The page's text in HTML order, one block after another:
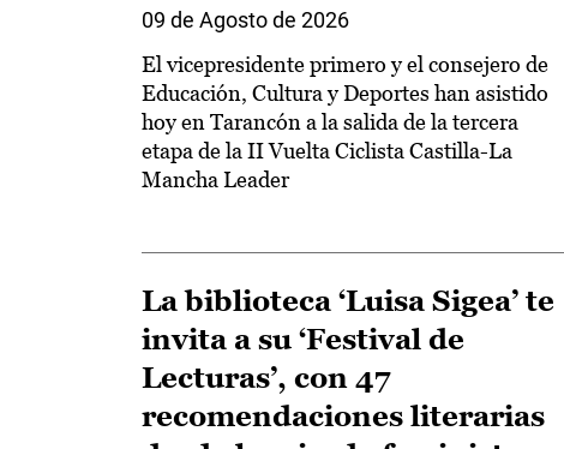
09 de Agosto de 2026
El vicepresidente primero y el consejero de
Educación, Cultura y Deportes han asistido
hoy en Tarancón a la salida de la tercera
etapa de la II Vuelta Ciclista Castilla-La
Mancha Leader
La biblioteca ‘Luisa Sigea’ te
invita a su ‘Festival de
Lecturas’, con 47
recomendaciones literarias